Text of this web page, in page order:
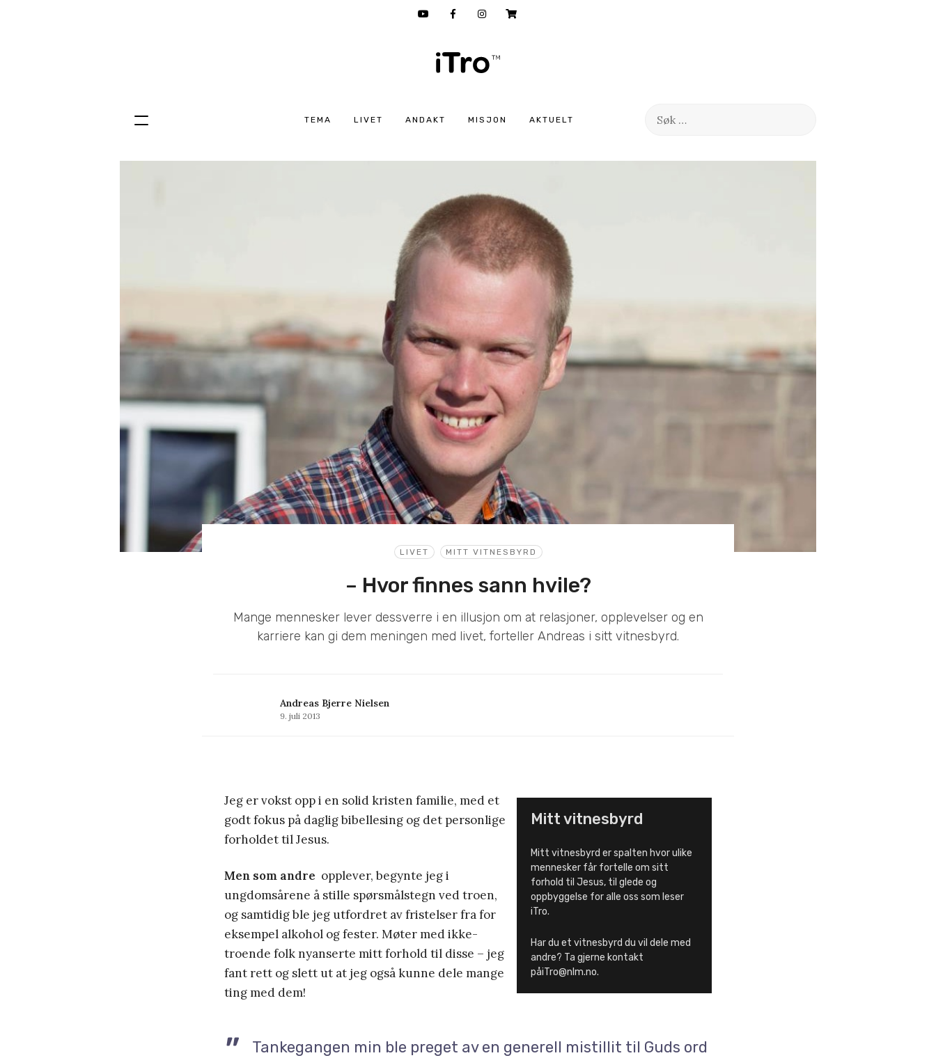
TEMA LIVET ANDAKT MISJON AKTUELT
Søk
Hopp
LIVET MITT VITNESBYRD
– Hvor finnes sann hvile?
Mange mennesker lever dessverre i en illusjon om at relasjoner, opplevelser og en
karriere kan gi dem meningen med livet, forteller Andreas i sitt vitnesbyrd.
Andreas Bjerre Nielsen
9. juli 2013
Mitt vitnesbyrd
Mitt vitnesbyrd er spalten hvor ulike
mennesker får fortelle om sitt
forhold til Jesus, til glede og
oppbyggelse for alle oss som leser
iTro.
Har du et vitnesbyrd du vil dele med
andre? Ta gjerne kontakt
påiTro@nlm.no.
Jeg er vokst opp i en solid kristen familie, med et
godt fokus på daglig bibellesing og det personlige
forholdet til Jesus.
Men som andre opplever, begynte jeg i
ungdomsårene å stille spørsmålstegn ved troen,
og samtidig ble jeg utfordret av fristelser fra for
eksempel alkohol og fester. Møter med ikke-
troende folk nyanserte mitt forhold til disse – jeg
fant rett og slett ut at jeg også kunne dele mange
ting med dem!
Tankegangen min ble preget av en generell mistillit til Guds ord